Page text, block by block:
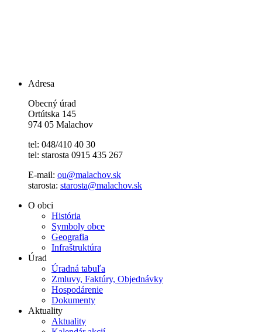
Adresa
Obecný úrad
Ortútska 145
974 05 Malachov
tel: 048/410 40 30
tel: starosta 0915 435 267
E-mail: ou@malachov.sk
starosta: starosta@malachov.sk
O obci
História
Symboly obce
Geografia
Infraštruktúra
Úrad
Úradná tabuľa
Zmluvy, Faktúry, Objednávky
Hospodárenie
Dokumenty
Aktuality
Aktuality